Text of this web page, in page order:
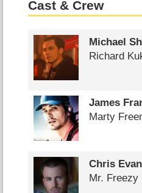
Cast & Crew
Michael
Richard
James
Marty
Chris
Mr. Freezy